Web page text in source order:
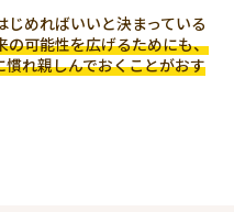
めればいいと決まっている
の可能性を広げるためにも、
れ親しんでおくことがおす